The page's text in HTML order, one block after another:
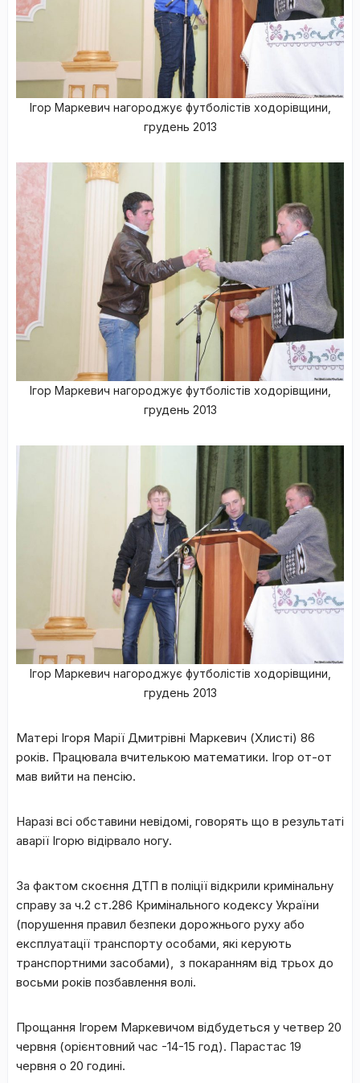
Ігор Маркевич нагороджує футболістів ходорівщини,
грудень 2013
Ігор Маркевич нагороджує футболістів ходорівщини,
грудень 2013
Ігор Маркевич нагороджує футболістів ходорівщини,
грудень 2013
Матері Ігоря Марії Дмитрівні Маркевич (Хлисті) 86
років. Працювала вчителькою математики. Ігор от-от
мав вийти на пенсію.
Наразі всі обставини невідомі, говорять що в результаті
аварії Ігорю відірвало ногу.
За фактом скоєння ДТП в поліції відкрили кримінальну
справу за ч.2 ст.286 Кримінального кодексу України
(порушення правил безпеки дорожнього руху або
експлуатації транспорту особами, які керують
транспортними засобами), з покаранням від трьох до
восьми років позбавлення волі.
Прощання Ігорем Маркевичом відбудеться у четвер 20
червня (орієнтовний час -14-15 год). Парастас 19
червня о 20 годині.